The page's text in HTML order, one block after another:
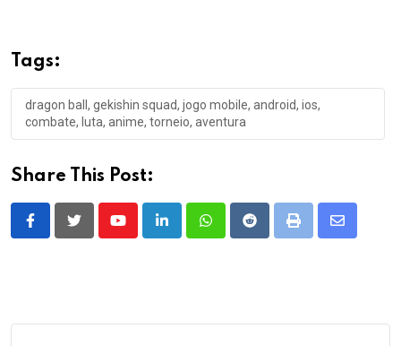
Novo Jogo de Dragon Ball
Está em Beta Para Android!
28 de abril de 2025
2023 NBT: A jornada de Goku
completa, agora no seu
Dragon Ball para Celulares
Android.